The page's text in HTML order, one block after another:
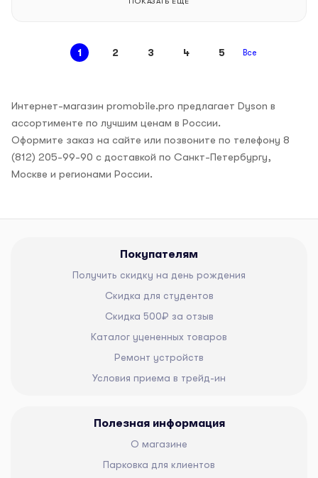
1 2 3 4 5 Все
Интернет-магазин promobile.pro предлагает Dyson в
ассортименте по лучшим ценам в России.
Оформите заказ на сайте или позвоните по телефону 8
(812) 205-99-90 с доставкой по Санкт-Петербургу,
Москве и регионами России.
Покупателям
Получить скидку на день рождения
Скидка для студентов
Скидка 500₽ за отзыв
Каталог уцененных товаров
Ремонт устройств
Условия приема в трейд-ин
Полезная информация
О магазине
Парковка для клиентов